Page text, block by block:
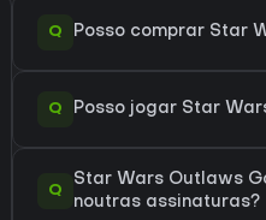
Q Posso comprar Star
Q Posso jogar Star
Q
Star Wars Outlaws
noutras assinaturas?